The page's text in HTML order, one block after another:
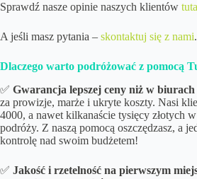
Sprawdź nasze opinie naszych klientów
A jeśli masz pytania – skontaktuj się z nami.
Dlaczego warto podróżować z pomocą
✅ Gwarancja lepszej ceny niż w
za prowizje, marże i ukryte koszty. Nasi
4000, a nawet kilkanaście tysięcy złotych
podróży. Z naszą pomocą oszczędzasz, a
kontrolę nad swoim budżetem!
✅ Jakość i rzetelność na pierwszym